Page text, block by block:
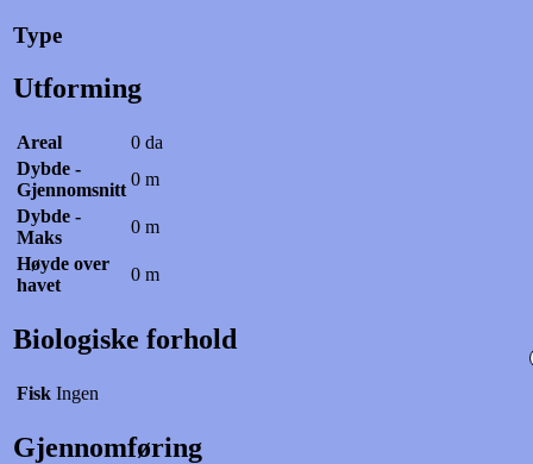
Type
Utforming
Areal
0 da
Dybde -
Gjennomsnitt
0 m
Dybde -
Maks
0 m
Høyde over
havet
0 m
Biologiske forhold
Fisk Ingen
Gjennomføring